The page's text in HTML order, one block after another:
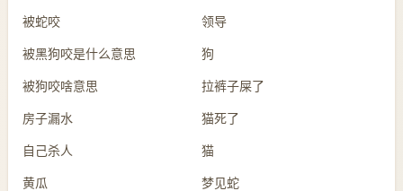
被蛇咬 领导
被黑狗咬是什么意思 狗
被狗咬啥意思 拉裤子屎了
房子漏水 猫死了
自己杀人 猫
黄瓜 梦见蛇